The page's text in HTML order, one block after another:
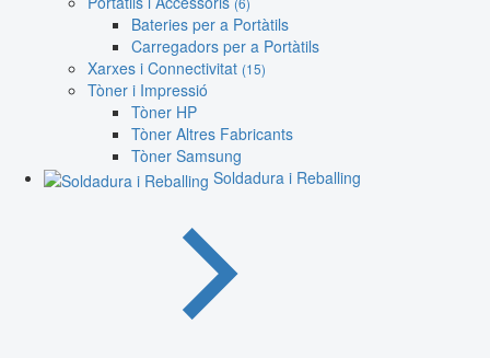
Bateries per a Portàtils
Carregadors per a Portàtils
Xarxes i Connectivitat (15)
Tòner i Impressió
Tòner HP
Tòner Altres Fabricants
Tòner Samsung
Soldadura i Reballing